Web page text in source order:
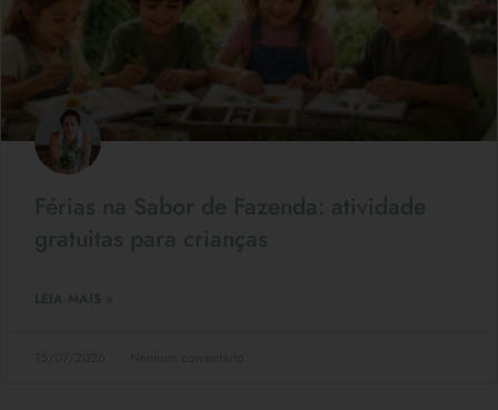
Férias na Sabor de Fazenda: atividade
gratuitas para crianças
LEIA MAIS »